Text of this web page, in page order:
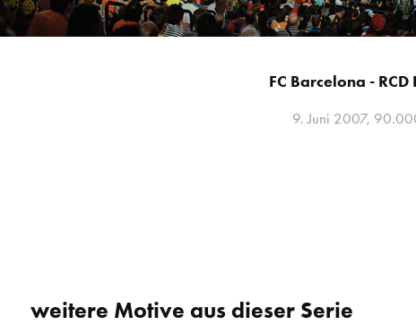
FC Barcelona -
9. Juni 2007,
weitere Motive aus dieser Serie